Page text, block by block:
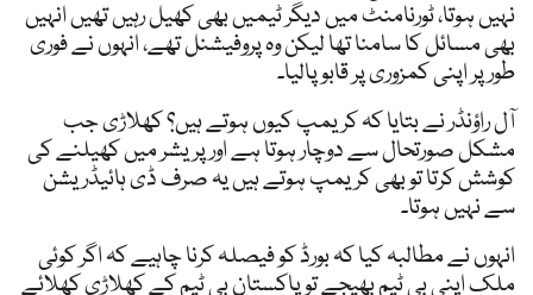
نہیں ہوتا، ٹورنامنٹ میں دیگر ٹیمیں بھی کھیل رہیں تھیں انہیں
بھی مسائل کا سامنا تھا لیکن وہ پروفیشنل تھے، انہوں نے فوری
طور پر اپنی کمزوری پر قابو پالیا۔
آل راؤنڈر نے بتایا کہ کریمپ کیوں ہوتے ہیں؟ کھلاڑی جب
مشکل صورتحال سے دوچار ہوتا ہے اور پریشر میں کھیلنے کی
کوشش کرتا تو بھی کریمپ ہوتے ہیں یہ صرف ڈی ہائیڈریشن
سے نہیں ہوتا۔
انہوں نے مطالبہ کیا کہ بورڈ کو فیصلہ کرنا چاہیے کہ اگر کوئی
ملک اپنی بی ٹیم بھیجے تو پاکستان بی ٹیم کے کھلاڑی کھلائے